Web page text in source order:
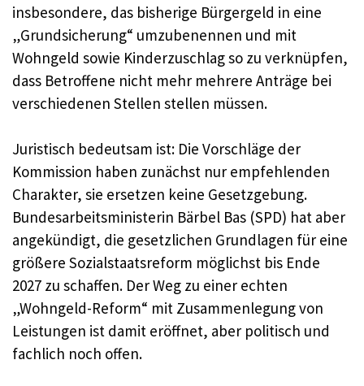
insbesondere, das bisherige Bürgergeld in eine
„Grundsicherung“ umzubenennen und mit
Wohngeld sowie Kinderzuschlag so zu verknüpfen,
dass Betroffene nicht mehr mehrere Anträge bei
verschiedenen Stellen stellen müssen.
Juristisch bedeutsam ist: Die Vorschläge der
Kommission haben zunächst nur empfehlenden
Charakter, sie ersetzen keine Gesetzgebung.
Bundesarbeitsministerin Bärbel Bas (SPD) hat aber
angekündigt, die gesetzlichen Grundlagen für eine
größere Sozialstaatsreform möglichst bis Ende
2027 zu schaffen. Der Weg zu einer echten
„Wohngeld-Reform“ mit Zusammenlegung von
Leistungen ist damit eröffnet, aber politisch und
fachlich noch offen.